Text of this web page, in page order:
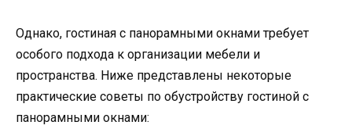
Однако, гостиная с панорамными окнами требует
особого подхода к организации мебели и
пространства. Ниже представлены некоторые
практические советы по обустройству гостиной с
панорамными окнами: